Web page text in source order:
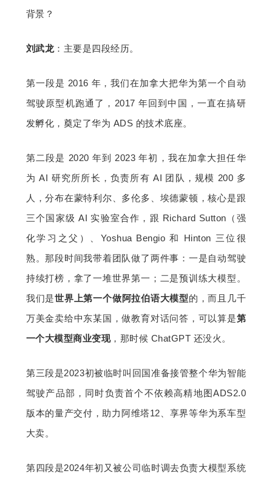
背景？
刘武龙 ：主要是四段经历。
第一段是 2016 年，我们在加拿大把华为第一个自动
驾驶原型机跑通了，2017 年回到中国，一直在搞研
发孵化，奠定了华为 ADS 的技术底座。
第二段是 2020 年到 2023 年初，我在加拿大担任华
为 AI 研究所所长，负责所有 AI 团队，规模 200 多
人，分布在蒙特利尔、多伦多、埃德蒙顿，核心是跟
三个国家级 AI 实验室合作，跟 Richard Sutton（强
化学习之父）、Yoshua Bengio 和 Hinton 三位很
熟。那段时间我带着团队做了两件事：一是自动驾驶
持续打榜，拿了一堆世界第一；二是预训练大模型。
我们是世界上第一个做阿拉伯语大模型的，而且几千
万美金卖给中东某国，做教育对话问答，可以算是第
一个大模型商业变现，那时候 ChatGPT 还没火。
第三段是2023初被临时叫回国准备接管整个华为智能
驾驶产品部，同时负责首个不依赖高精地图ADS2.0
版本的量产交付，助力阿维塔12、享界等华为系车型
大卖。
第四段是2024年初又被公司临时调去负责大模型系统